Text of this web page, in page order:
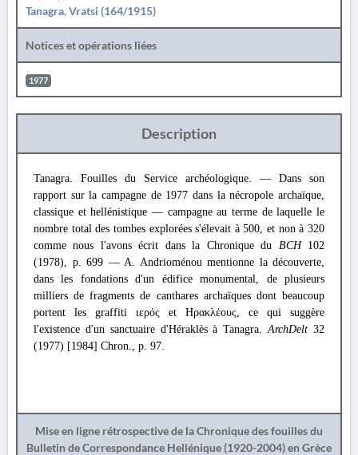
Tanagra, Vratsi (164/1915)
Notices et opérations liées
1977
Description
Tanagra. Fouilles du Service archéologique. — Dans son
rapport sur la campagne de 1977 dans la nécropole archaïque,
classique et hellénistique — campagne au terme de laquelle le
nombre total des tombes explorées s'élevait à 500, et non à 320
comme nous l'avons écrit dans la Chronique du BCH102
(1978), p. 699 — A. Andrioménou mentionne la découverte,
dans les fondations d'un édifice monumental, de plusieurs
milliers de fragments de canthares archaïques dont beaucoup
portent les graffiti ιερός et Ηρακλέους, ce qui suggère
l'existence d'un sanctuaire d'Héraklès à Tanagra. ArchDelt 32
(1977) [1984] Chron., p. 97.
Mise en ligne rétrospective de la Chronique des fouilles du
Bulletin de Correspondance Hellénique (1920-2004) en Grèce